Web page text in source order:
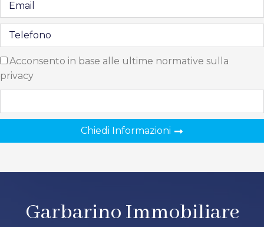
Acconsento in base alle ultime normative sulla
privacy
Chiedi Informazioni
Garbarino Immobiliare